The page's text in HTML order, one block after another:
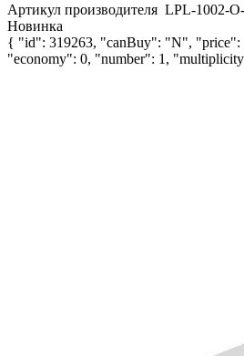
Артикул производителя LPL-1002-
Новинка
{ "id": 319263, "canBuy": "N", "price":
"economy": 0, "number": 1,